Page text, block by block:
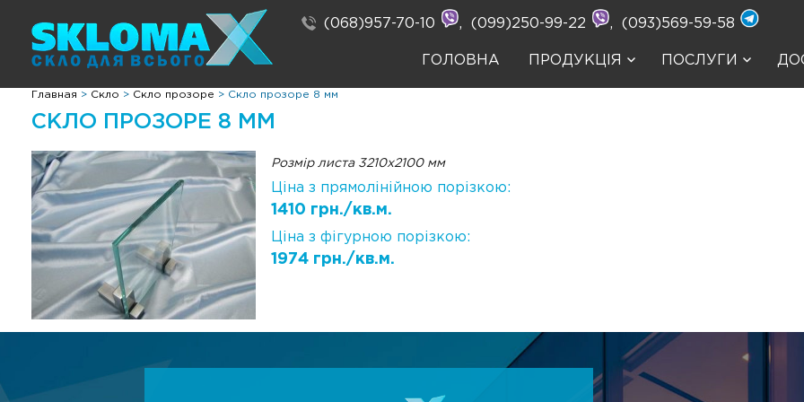
(068)957-70-10 , (099)250-99-22 , (093)569-59-58
ГОЛОВНА ПРОДУКЦІЯ ПОСЛУГИ
Главная > Скло > Скло прозоре > Скло прозоре 8 мм
СКЛО ПРОЗОРЕ 8 ММ
Розмір листа 3210х2100 мм
Ціна з прямолінійною порізкою:
1410 грн./кв.м.
Ціна з фігурною порізкою:
1974 грн./кв.м.